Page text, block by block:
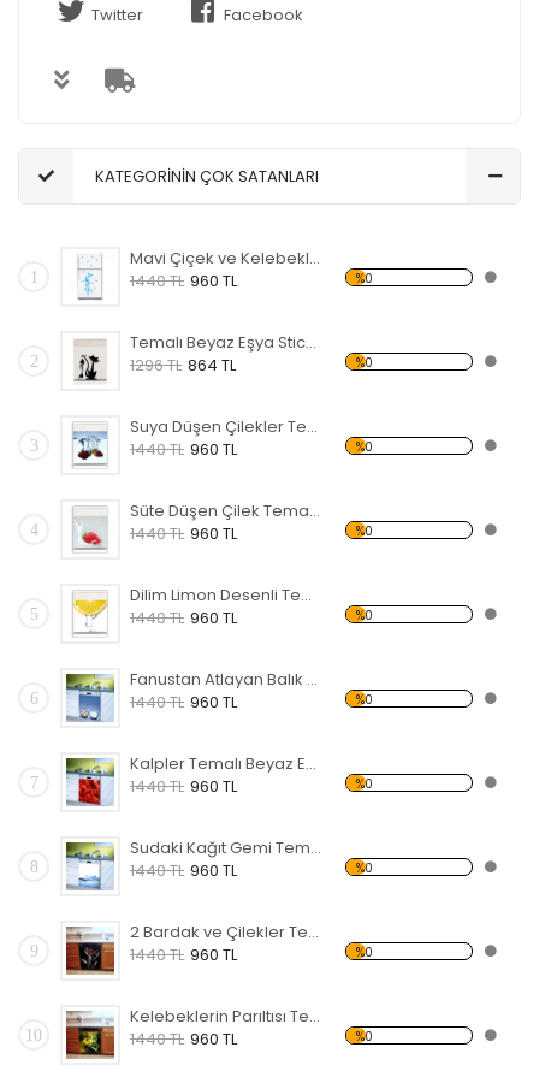
Twitter Facebook
KATEGORİNİN ÇOK SATANLARI
1
Mavi Çiçek ve Kelebekler Temalı Beyaz Eşya Sticker
1440 TL 960 TL %0
2
Temalı Beyaz Eşya Sticker
1296 TL 864 TL %0
3
Suya Düşen Çilekler Temalı Beyaz Eşya Sticker
1440 TL 960 TL %0
4
Süte Düşen Çilek Temalı Beyaz Eşya Sticker
1440 TL 960 TL %0
5
Dilim Limon Desenli Temalı Beyaz Eşya Sticker
1440 TL 960 TL %0
6
Fanustan Atlayan Balık Temalı Beyaz Eşya Sticker
1440 TL 960 TL %0
7
Kalpler Temalı Beyaz Eşya Sticker
1440 TL 960 TL %0
8
Sudaki Kağıt Gemi Temalı Beyaz Eşya Sticker
1440 TL 960 TL %0
9
2 Bardak ve Çilekler Temalı Beyaz Eşya Sticker
1440 TL 960 TL %0
10
Kelebeklerin Parıltısı Temalı Beyaz Eşya Sticker
1440 TL 960 TL %0